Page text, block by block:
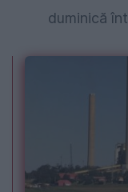
duminică